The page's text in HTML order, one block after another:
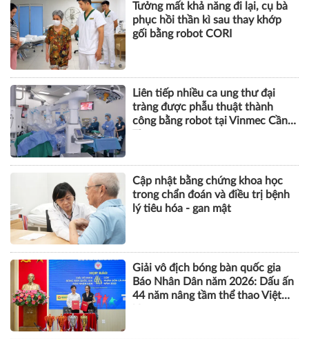
năm
SỨC KHỎE
Tưởng mất khả năng đi lại, cụ bà
phục hồi thần kì sau thay khớp
gối bằng robot CORI
Liên tiếp nhiều ca ung thư đại
tràng được phẫu thuật thành
công bằng robot tại Vinmec Cần
Cập nhật bằng chứng khoa học
trong chẩn đoán và điều trị bệnh
lý tiêu hóa - gan mật